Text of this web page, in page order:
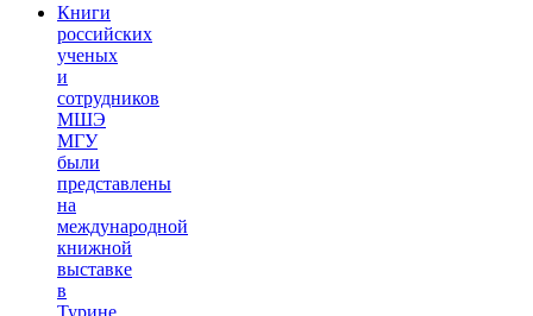
Книги
российских
ученых
и
сотрудников
МШЭ
МГУ
были
представлены
на
международной
книжной
выставке
в
Турине